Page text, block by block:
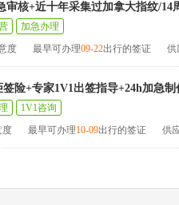
审核+近十年采集过加拿大指纹/14
加急办理
度 最早可办理09-22出行的签证 供
签险+专家1V1出签指导+24h加急
1V1咨询
度 最早可办理10-09出行的签证 供